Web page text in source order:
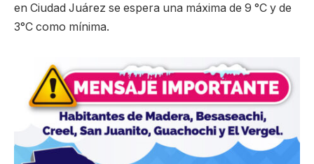
en Ciudad Juárez se espera una máxima de 9 °C y de
3°C como mínima.